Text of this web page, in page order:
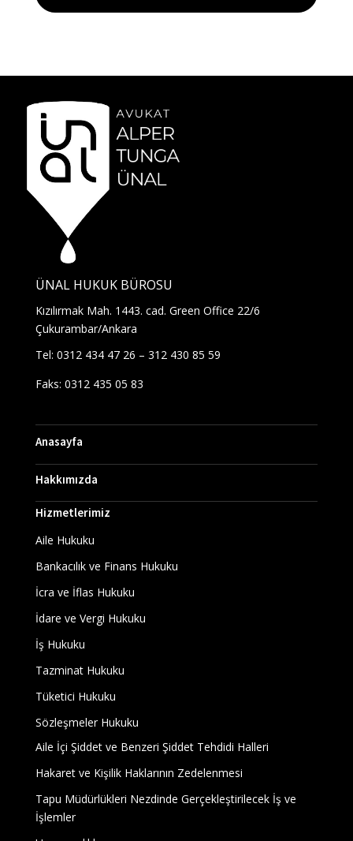
ÜNAL HUKUK BÜROSU
Kızılırmak Mah. 1443. cad. Green Office 22/6
Çukurambar/Ankara
Tel: 0312 434 47 26 – 312 430 85 59
Faks: 0312 435 05 83
Anasayfa
Hakkımızda
Hizmetlerimiz
Aile Hukuku
Bankacılık ve Finans Hukuku
İcra ve İflas Hukuku
İdare ve Vergi Hukuku
İş Hukuku
Tazminat Hukuku
Tüketici Hukuku
Sözleşmeler Hukuku
Aile İçi Şiddet ve Benzeri Şiddet Tehdidi Halleri
Hakaret ve Kişilik Haklarının Zedelenmesi
Tapu Müdürlükleri Nezdinde Gerçekleştirilecek İş ve
İşlemler